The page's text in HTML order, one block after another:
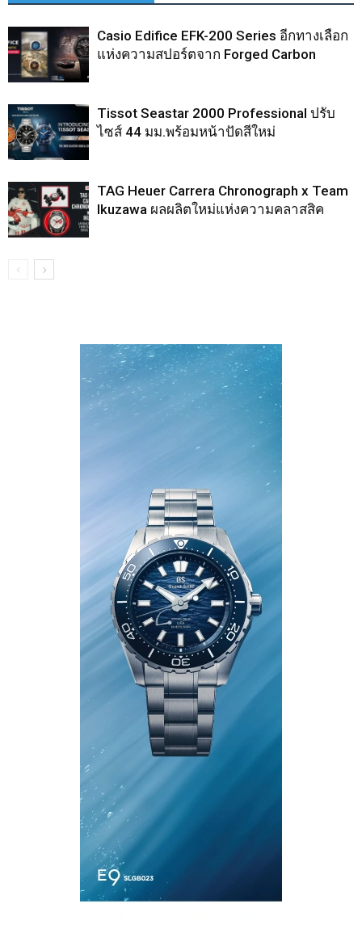
Casio Edifice EFK-200 Series อีกทางเลือก
แห่งความสปอร์ตจาก Forged Carbon
Tissot Seastar 2000 Professional ปรับ
ไซส์ 44 มม.พร้อมหน้าปัดสีใหม่
TAG Heuer Carrera Chronograph x Team
Ikuzawa ผลผลิตใหม่แห่งความคลาสสิค